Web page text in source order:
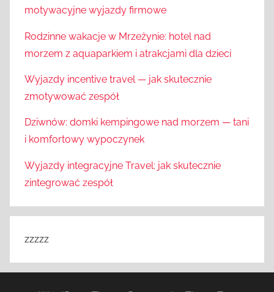
motywacyjne wyjazdy firmowe
Rodzinne wakacje w Mrzeżynie: hotel nad
morzem z aquaparkiem i atrakcjami dla dzieci
Wyjazdy incentive travel — jak skutecznie
zmotywować zespół
Dziwnów: domki kempingowe nad morzem — tani
i komfortowy wypoczynek
Wyjazdy integracyjne Travel: jak skutecznie
zintegrować zespół
zzzzz